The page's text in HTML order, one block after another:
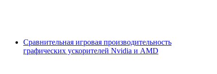
Сравнительная игровая производительность
графических ускорителей Nvidia и AMD